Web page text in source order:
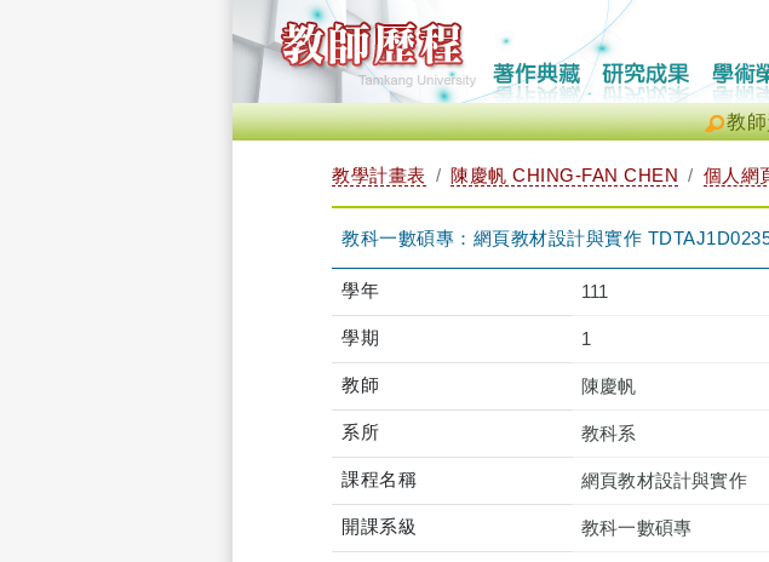
教
教學計畫表 陳慶帆 CHING-FAN CHEN 個人網
教科一數碩專：網頁教材設計與實作
學年 111
學期 1
教師 陳慶帆
系所 教科系
課程名稱 網頁教材設計與實作
開課系級 教科一數碩專